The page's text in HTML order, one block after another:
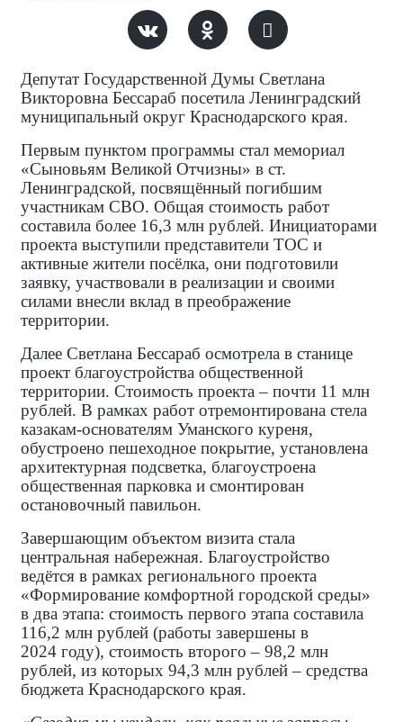
Депутат Государственной Думы Светлана
Викторовна Бессараб посетила Ленинградский
муниципальный округ Краснодарского края.
Первым пунктом программы стал мемориал
«Сыновьям Великой Отчизны» в ст.
Ленинградской, посвящённый погибшим
участникам СВО. Общая стоимость работ
составила более 16,3 млн рублей. Инициаторами
проекта выступили представители ТОС и
активные жители посёлка, они подготовили
заявку, участвовали в реализации и своими
силами внесли вклад в преображение
территории.
Далее Светлана Бессараб осмотрела в станице
проект благоустройства общественной
территории. Стоимость проекта – почти 11 млн
рублей. В рамках работ отремонтирована стела
казакам‑основателям Уманского куреня,
обустроено пешеходное покрытие, установлена
архитектурная подсветка, благоустроена
общественная парковка и смонтирован
остановочный павильон.
Завершающим объектом визита стала
центральная набережная. Благоустройство
ведётся в рамках регионального проекта
«Формирование комфортной городской среды»
в два этапа: стоимость первого этапа составила
116,2 млн рублей (работы завершены в
2024 году), стоимость второго – 98,2 млн
рублей, из которых 94,3 млн рублей – средства
бюджета Краснодарского края.